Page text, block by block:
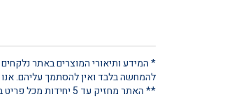
* המידע ותיאורי המוצרים באתר
להמחשה בלבד ואין להסתמך עליהם.
** האתר מחזיק עד 5 יחידות מכל פריט במלאי. להזמנות העולות על כמות זו, נא ליצור קשר ישיר